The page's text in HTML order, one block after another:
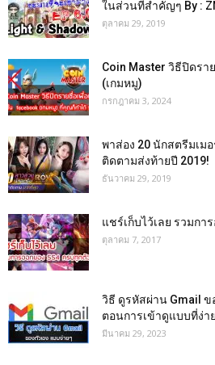
ในส่วนที่สำคัญๆ By :
ตุลาคม 29, 2019
Coin Master วิธีปิดรา
(เกมหมู)
กรกฎาคม 3, 2024
พาส่อง 20 นักสตรีมเม
ติดตามส่งท้ายปี 2019!
ธันวาคม 29, 2019
แชร์เก็บไว้เลย รวมกา
ตุลาคม 7, 2017
วิธี ดูรหัสผ่าน Gmail
ตอนการเข้าดูแบบที่ง่า
มีนาคม 29, 2023